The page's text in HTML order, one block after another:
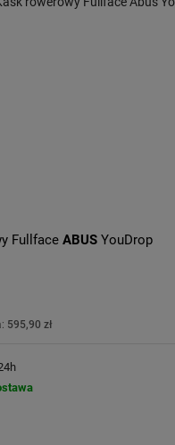
Fullface ABUS YouDrop
595,90 zł